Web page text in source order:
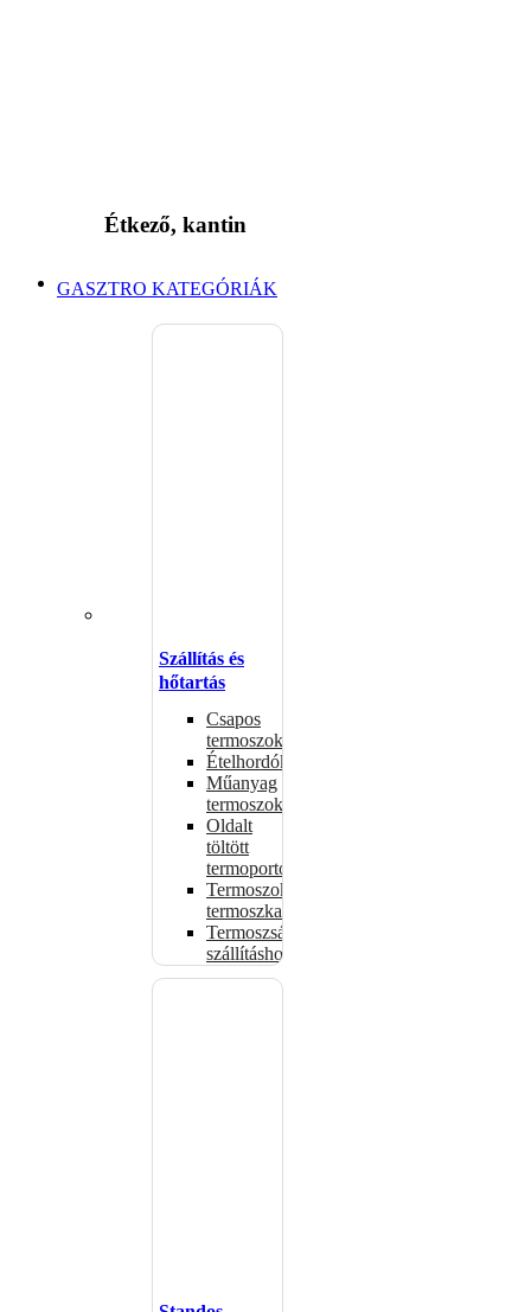
Étkező, kantin
GASZTRO KATEGÓRIÁK
Szállítás és
hőtartás
Csapos
termoszok
Ételhordók
Műanyag
termoszok
Oldalt
töltött
termoportok
Termoszok,
termoszkannák
Termoszsákok
szállításhoz